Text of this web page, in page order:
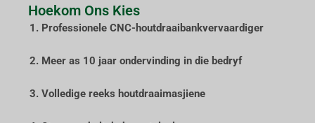
Hoekom Ons Kies
1. Professionele CNC-houtdraaibankvervaardiger
2. Meer as 10 jaar ondervinding in die bedryf
3. Volledige reeks houtdraaimasjiene